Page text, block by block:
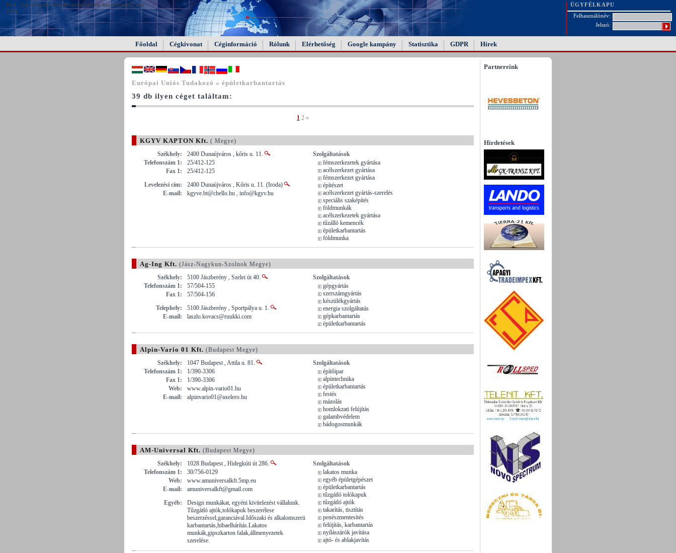
FAIL (the browser should render some flash content, not
this).
ÜGYFÉLKAPU
Felhasználónév:
Jelszó:
Főoldal Cégkivonat Céginformáció Rólunk Elérhetőség Google kampány Statisztika GDPR Hírek
Európai Uniós Tudakozó « épületkarbantartás
39 db ilyen céget találtam:
1 2 »
KGYV KAPTON Kft. ( Megye)
Székhely:
2400 Dunaújváros , kőris u. 11.
Telefonszám 1:
25/412-125
Fax 1:
25/412-125
Levelezési cím:
2400 Dunaújváros , Kőris u. 11. (Iroda)
E-mail:
kgyve.bt@chello.hu , info@kgyv.hu
Szolgáltatások
fémszerkezetek gyártása
acélszerkezet gyártása
fémszerkezet gyártása
építészet
acélszerkezet gyártás-szerelés
speciális szaképítés
földmunkák
acélszerkezetek gyártása
tűzálló kemencék
épületkarbantartás
földmunka
Ag-Ing Kft. (Jász-Nagykun-Szolnok Megye)
Székhely:
5100 Jászberény , Szelei út 40.
Telefonszám 1:
57/504-155
Fax 1:
57/504-156
Telephely:
5100 Jászberény , Sportpálya u. 1.
E-mail:
laszlo.kovacs@ruukki.com
Szolgáltatások
gépgyártás
szerszámgyártás
készülékgyártás
energia szolgáltatás
gépkarbantartás
épületkarbantartás
Alpin-Vario 01 Kft. (Budapest Megye)
Székhely:
1047 Budapest , Attila u. 81.
Telefonszám 1:
1/390-3306
Fax 1:
1/390-3306
Web:
www.alpin-vario01.hu
E-mail:
alpinvario01@axelero.hu
Szolgáltatások
építőipar
alpintechnika
épületkarbantartás
festés
mázolás
homlokzati felújítás
galambvédelem
bádogosmunkák
AM-Universal Kft. (Budapest Megye)
Székhely:
1028 Budapest , Hidegkúti út 286.
Telefonszám 1:
30/756-0129
Web:
www.amuniversalkft.5mp.eu
E-mail:
amuniversalkft@gmail.com
Egyéb:
Design munkákat, egyéni kivitelezést vállalunk.
Tűzgátló ajtók,tolókapuk beszerélese
beszerzéssel,garanciával.Időszaki és alkalomszerü
karbantartás,hibaelhárítás.Lakatos
munkák,gipszkarton falak,állmenyezetek
szerelése.
Szolgáltatások
lakatos munka
egyéb épületgépészet
épületkarbantartás
tűzgátló tolókapuk
tűzgátló ajtók
takarítás, tisztítás
penészmentesítés
felújítás, karbantartás
nyílászárók javítása
ajtó- és ablakjavítás
Partnereink
Hirdetések